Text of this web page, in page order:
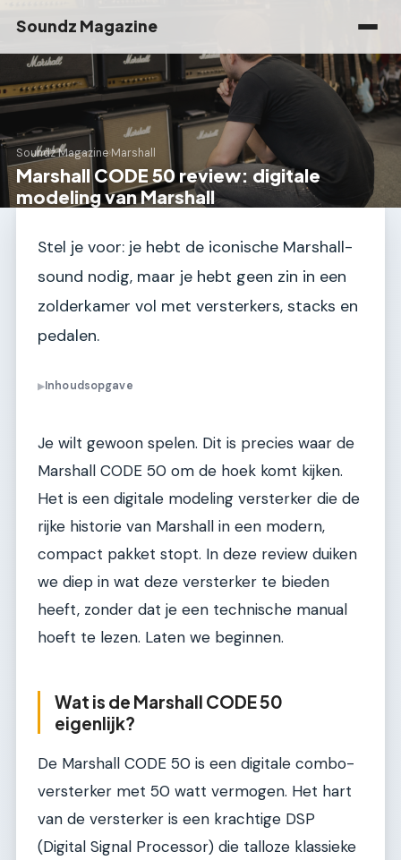
Soundz Magazine
Soundz Magazine›Marshall
Marshall CODE 50 review: digitale
modeling van Marshall
Stel je voor: je hebt de iconische Marshall-
sound nodig, maar je hebt geen zin in een
zolderkamer vol met versterkers, stacks en
pedalen.
▶Inhoudsopgave
Je wilt gewoon spelen. Dit is precies waar de
Marshall CODE 50 om de hoek komt kijken.
Het is een digitale modeling versterker die de
rijke historie van Marshall in een modern,
compact pakket stopt. In deze review duiken
we diep in wat deze versterker te bieden
heeft, zonder dat je een technische manual
hoeft te lezen. Laten we beginnen.
Wat is de Marshall CODE 50
eigenlijk?
De Marshall CODE 50 is een digitale combo-
versterker met 50 watt vermogen. Het hart
van de versterker is een krachtige DSP
(Digital Signal Processor) die talloze klassieke